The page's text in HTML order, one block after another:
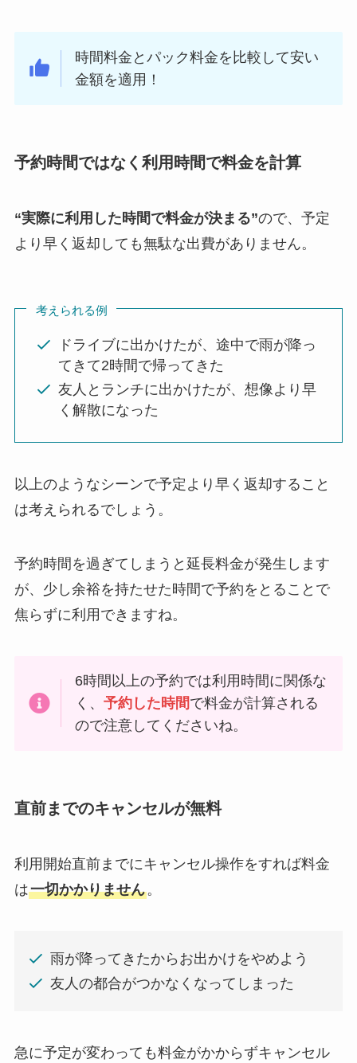
時間料金とパック料金を比較して安い
金額を適用！
予約時間ではなく利用時間で料金を計算
“実際に利用した時間で料金が決まる”ので、予定
より早く返却しても無駄な出費がありません。
考えられる例
ドライブに出かけたが、途中で雨が降っ
てきて2時間で帰ってきた
友人とランチに出かけたが、想像より早
く解散になった
以上のようなシーンで予定より早く返却すること
は考えられるでしょう。
予約時間を過ぎてしまうと延長料金が発生します
が、少し余裕を持たせた時間で予約をとることで
焦らずに利用できますね。
6時間以上の予約では利用時間に関係な
く、予約した時間で料金が計算される
ので注意してくださいね。
直前までのキャンセルが無料
利用開始直前までにキャンセル操作をすれば料金
は一切かかりません。
雨が降ってきたからお出かけをやめよう
友人の都合がつかなくなってしまった
急に予定が変わっても料金がかからずキャンセル